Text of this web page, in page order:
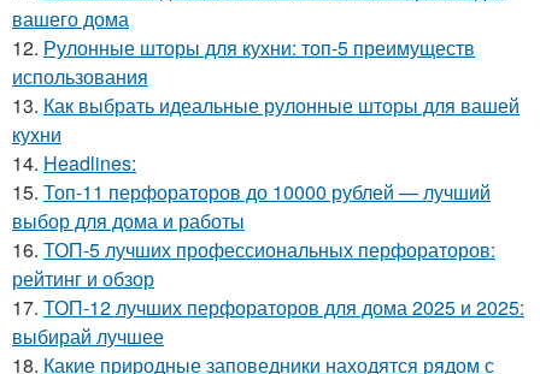
вашего дома
12. Рулонные шторы для кухни: топ-5 преимуществ
использования
13. Как выбрать идеальные рулонные шторы для вашей
кухни
14. Headlines:
15. Топ-11 перфораторов до 10000 рублей — лучший
выбор для дома и работы
16. ТОП-5 лучших профессиональных перфораторов:
рейтинг и обзор
17. ТОП-12 лучших перфораторов для дома 2025 и 2025:
выбирай лучшее
18. Какие природные заповедники находятся рядом с